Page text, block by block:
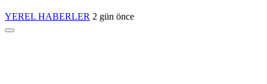
YEREL HABERLER 2 gün önce